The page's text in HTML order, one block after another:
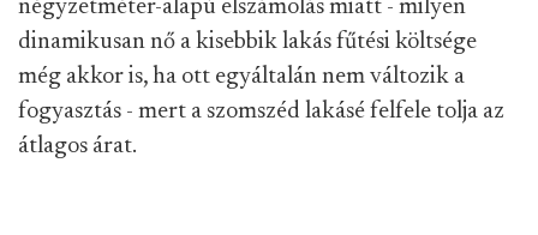
négyzetméter-alapú elszámolás miatt - milyen
dinamikusan nő a kisebbik lakás fűtési költsége
még akkor is, ha ott egyáltalán nem változik a
fogyasztás - mert a szomszéd lakásé felfele tolja az
átlagos árat.